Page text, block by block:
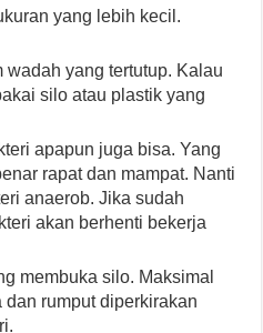
yang lebih kecil.
wadah yang tertutup. Kalau
silo atau plastik yang
apapun juga bisa. Yang
rapat dan mampat. Nanti
anaerob. Jika sudah
akan berhenti bekerja
membuka silo. Maksimal
rumput diperkirakan